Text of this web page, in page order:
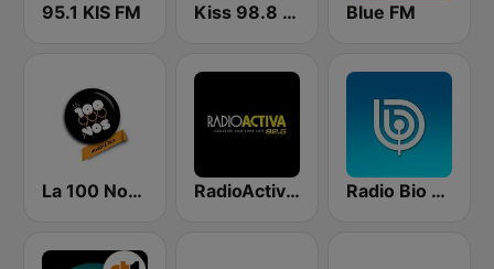
95.1 KIS FM Kiss 98.8 FM Blue FM
La 100 Nogoyá RadioActiva 92.5 Radio Bio Bio Santiago